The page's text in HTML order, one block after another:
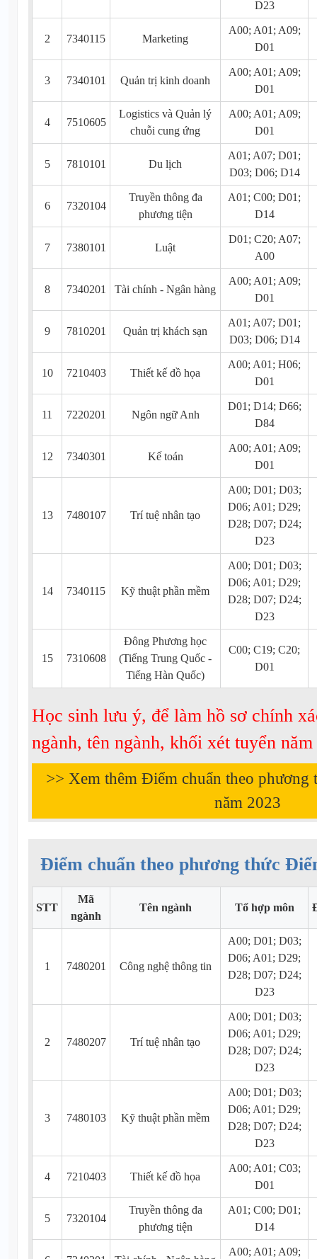
D23
2 7340115 Marketing
A00; A01; A09;
D01
3 7340101 Quản trị kinh doanh
A00; A01; A09;
D01
4 7510605
Logistics và Quản lý
chuỗi cung ứng
A00; A01; A09;
D01
5 7810101 Du lịch
A01; A07; D01;
D03; D06; D14
6 7320104
Truyền thông đa
phương tiện
A01; C00; D01;
D14
7 7380101 Luật
D01; C20; A07;
A00
8 7340201 Tài chính - Ngân hàng
A00; A01; A09;
D01
9 7810201 Quản trị khách sạn
A01; A07; D01;
D03; D06; D14
10 7210403 Thiết kế đồ họa
A00; A01; H06;
D01
11 7220201 Ngôn ngữ Anh
D01; D14; D66;
D84
12 7340301 Kế toán
A00; A01; A09;
D01
13 7480107 Trí tuệ nhân tạo
A00; D01; D03;
D06; A01; D29;
D28; D07; D24;
D23
14 7340115 Kỹ thuật phần mềm
A00; D01; D03;
D06; A01; D29;
D28; D07; D24;
D23
15 7310608
Đông Phương học
(Tiếng Trung Quốc -
Tiếng Hàn Quốc)
C00; C19; C20;
D01
Học sinh lưu ý, để làm hồ sơ chính
ngành, tên ngành, khối xét tuyển
>> Xem thêm Điểm chuẩn theo
năm 2023
Điểm chuẩn theo phương thức
STT
Mã
ngành
Tên ngành Tổ hợp môn
1 7480201 Công nghệ thông tin
A00; D01; D03;
D06; A01; D29;
D28; D07; D24;
D23
2 7480207 Trí tuệ nhân tạo
A00; D01; D03;
D06; A01; D29;
D28; D07; D24;
D23
3 7480103 Kỹ thuật phần mềm
A00; D01; D03;
D06; A01; D29;
D28; D07; D24;
D23
4 7210403 Thiết kế đồ họa
A00; A01; C03;
D01
5 7320104
Truyền thông đa
phương tiện
A01; C00; D01;
D14
A00; A01; A09;